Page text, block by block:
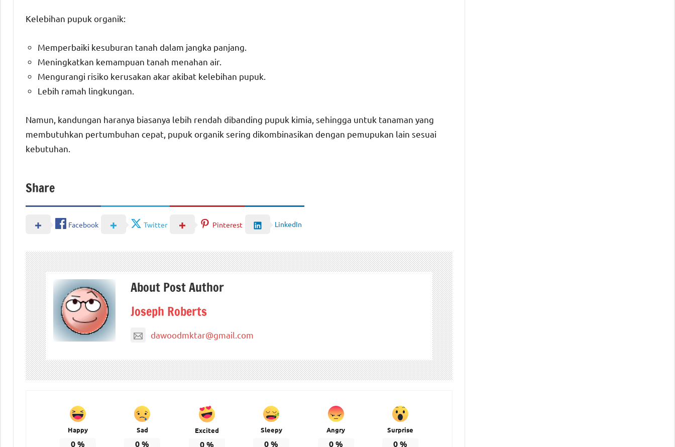
Kelebihan pupuk organik:
Memperbaiki kesuburan tanah dalam jangka panjang.
Meningkatkan kemampuan tanah menahan air.
Mengurangi risiko kerusakan akar akibat kelebihan pupuk.
Lebih ramah lingkungan.
Namun, kandungan haranya biasanya lebih rendah dibanding pupuk kimia, sehingga untuk tanaman yang
membutuhkan pertumbuhan cepat, pupuk organik sering dikombinasikan dengan pemupukan lain sesuai
kebutuhan.
Share
Facebook Twitter Pinterest LinkedIn
About Post Author
Joseph Roberts
dawoodmktar@gmail.com
Happy
0%
Sad
0%
Excited
0%
Sleepy
0%
Angry
0%
Surprise
0%